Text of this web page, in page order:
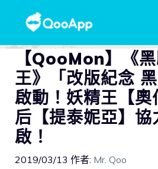
【QooMon】《
王》「改版紀念 黑
啟動！妖精王【奧
后【提泰妮亞】協
啟！
2019/03/13 作者: Mr. Qoo